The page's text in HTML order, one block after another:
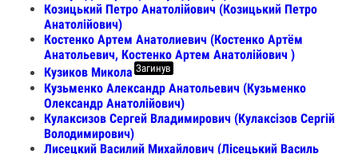
Козицький Петро Анатолійович (Козицький Петро
Анатолійович)
Костенко Артем Анатолиевич (Костенко Артём
Анатольевич, Костенко Артем Анатолійович )
Кузиков Микола Загинув
Кузьменко Александр Анатольевич (Кузьменко
Олександр Анатолійович)
Кулаксизов Сергей Владимирович (Кулаксізов Сергій
Володимирович)
Лисецкий Василий Михайлович (Лісецький Василь